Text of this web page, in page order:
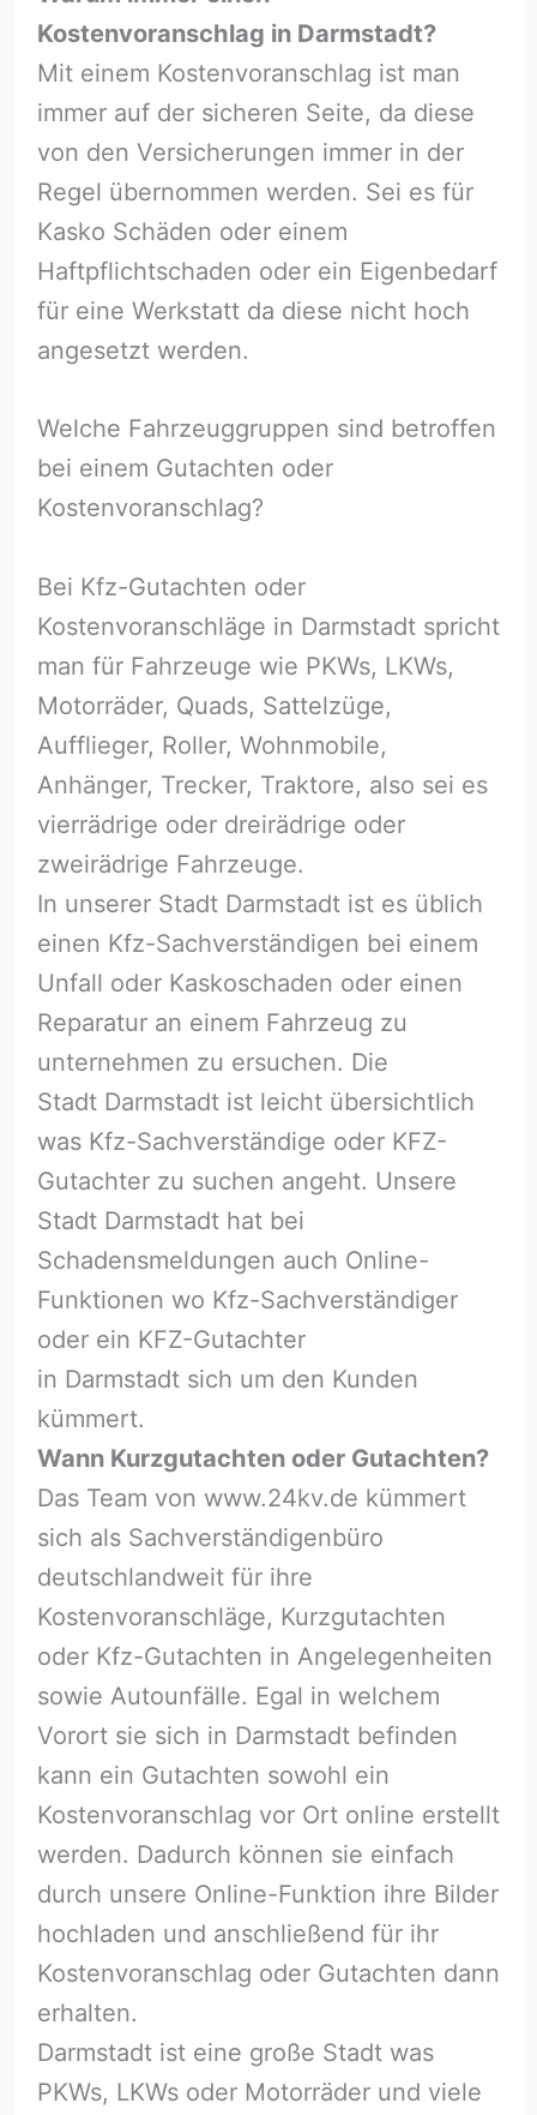
Kostenvoranschlag in Darmstadt?
Mit einem Kostenvoranschlag ist man
immer auf der sicheren Seite, da diese
von den Versicherungen immer in der
Regel übernommen werden. Sei es für
Kasko Schäden oder einem
Haftpflichtschaden oder ein Eigenbedarf
für eine Werkstatt da diese nicht hoch
angesetzt werden.
Welche Fahrzeuggruppen sind betroffen
bei einem Gutachten oder
Kostenvoranschlag?
Bei Kfz-Gutachten oder
Kostenvoranschläge in Darmstadt spricht
man für Fahrzeuge wie PKWs, LKWs,
Motorräder, Quads, Sattelzüge,
Aufflieger, Roller, Wohnmobile,
Anhänger, Trecker, Traktore, also sei es
vierrädrige oder dreirädrige oder
zweirädrige Fahrzeuge.
In unserer Stadt Darmstadt ist es üblich
einen Kfz-Sachverständigen bei einem
Unfall oder Kaskoschaden oder einen
Reparatur an einem Fahrzeug zu
unternehmen zu ersuchen. Die
Stadt Darmstadt ist leicht übersichtlich
was Kfz-Sachverständige oder KFZ-
Gutachter zu suchen angeht. Unsere
Stadt Darmstadt hat bei
Schadensmeldungen auch Online-
Funktionen wo Kfz-Sachverständiger
oder ein KFZ-Gutachter
in Darmstadt sich um den Kunden
kümmert.
Wann Kurzgutachten oder Gutachten?
Das Team von www.24kv.de kümmert
sich als Sachverständigenbüro
deutschlandweit für ihre
Kostenvoranschläge, Kurzgutachten
oder Kfz-Gutachten in Angelegenheiten
sowie Autounfälle. Egal in welchem
Vorort sie sich in Darmstadt befinden
kann ein Gutachten sowohl ein
Kostenvoranschlag vor Ort online erstellt
werden. Dadurch können sie einfach
durch unsere Online-Funktion ihre Bilder
hochladen und anschließend für ihr
Kostenvoranschlag oder Gutachten dann
erhalten.
Darmstadt ist eine große Stadt was
PKWs, LKWs oder Motorräder und viele